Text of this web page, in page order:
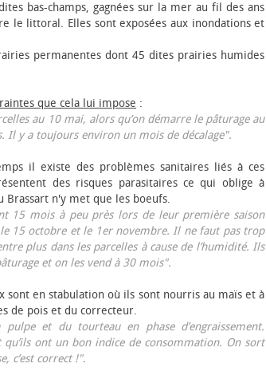
bas-champs, gagnées sur la mer au fil des ans
le littoral. Elles sont exposées aux inondations et
permanentes dont 45 dites prairies humides
que cela lui impose :
au 10 mai, alors qu’on démarre le pâturage au
Il y a toujours environ un mois de décalage".
il existe des problèmes sanitaires liés à ces
des risques parasitaires ce qui oblige à
Brassart n'y met que les bœufs.
15 mois à peu près lors de leur première saison
15 octobre et le 1er novembre. Il ne faut pas trop
plus dans les parcelles à cause de l’humidité. Ils
et on les vend à 30 mois".
sont en stabulation où ils sont nourris au maïs et à
de pois et du correcteur.
et du tourteau en phase d’engraissement.
qu’ils ont un bon indice de consommation. On sort
c’est correct !".